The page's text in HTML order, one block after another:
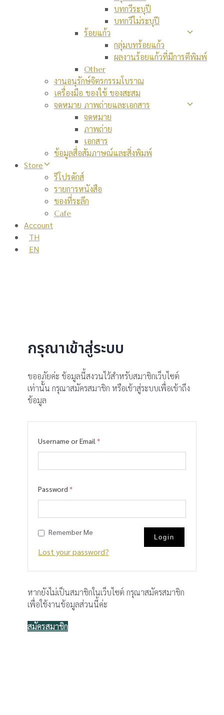
บทกวีระบุปี
บทกวีไม่ระบุปี
ร้อยแก้ว
กลุ่มบทร้อยแก้ว
ผลงานร้อยแก้วที่มีการตีพิมพ์
Other
งานอนุรักษ์จิตรกรรมโบราณ
เครื่องมือ ของใช้ ของสะสม
จดหมาย ภาพถ่ายและเอกสาร
จดหมาย
ภาพถ่าย
เอกสาร
ข้อมูลสื่อสัมภาษณ์และสิ่งพิมพ์
Store
รีโปรดักส์
รายการหนังสือ
ของที่ระลึก
Cafe
Account
TH
EN
กรุณาเข้าสู่ระบบ
ขออภัยค่ะ ข้อมูลนี้สงวนไว้สำหรับสมาชิกเว็บไซต์
เท่านั้น กรุณาสมัครสมาชิก หรือเข้าสู่ระบบเพื่อเข้าถึง
ข้อมูล
Username or Email*
Password*
Remember Me
Lost your password?
หากยังไม่เป็นสมาชิกในเว็บไซต์ กรุณาสมัครสมาชิก
เพื่อใช้งานข้อมูลส่วนนี้ค่ะ
สมัครสมาชิก